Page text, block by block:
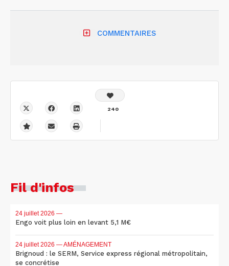
COMMENTAIRES
240
Fil d'infos
24 juillet 2026 —
Engo voit plus loin en levant 5,1 M€
24 juillet 2026 — AMÉNAGEMENT
Brignoud : le SERM, Service express régional métropolitain,
se concrétise